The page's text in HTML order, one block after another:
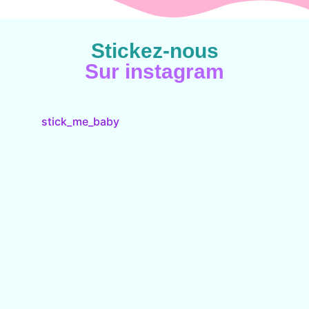
Stickez-nous
Sur instagram
stick_me_baby